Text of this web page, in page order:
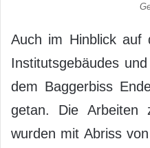
Auch im Hinblick auf
Institutsgebäudes
dem Baggerbiss
getan. Die Arbeiten
wurden mit Abriss